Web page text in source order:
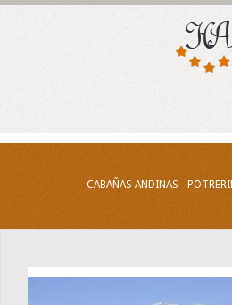
CABAÑAS ANDINAS -